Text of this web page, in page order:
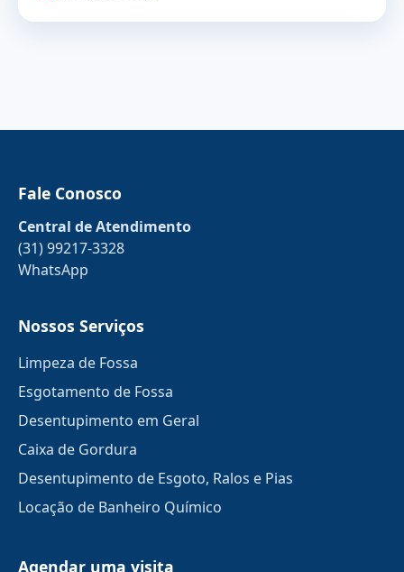
Fale Conosco
Central de Atendimento
(31) 99217-3328
WhatsApp
Nossos Serviços
Limpeza de Fossa
Esgotamento de Fossa
Desentupimento em Geral
Caixa de Gordura
Desentupimento de Esgoto, Ralos e Pias
Locação de Banheiro Químico
Agendar uma visita